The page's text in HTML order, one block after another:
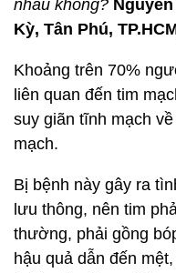
nhau không?
Kỳ, Tân Phú,
Khoảng trên 70%
liên quan đến tim
suy giãn tĩnh mạch
mạch.
Bị bệnh này gây ra
lưu thông, nên tim
thường, phải gồng
hậu quả dẫn đến